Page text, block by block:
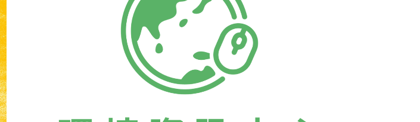
鰻鱺雖然已經可以人工繁殖，但因成本過高，至今仍無法商業化量產，目
前養殖業用的鰻苗，全